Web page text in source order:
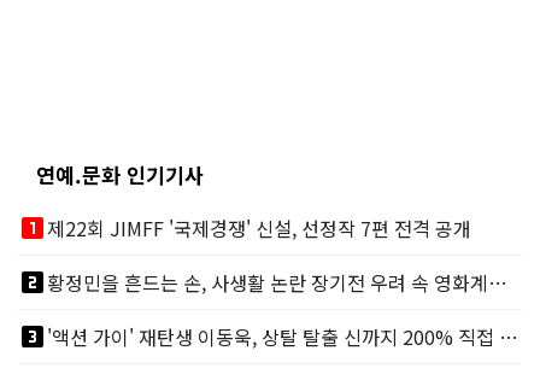
연예.문화 인기기사
looks_one제22회 JIMFF '국제경쟁' 신설, 선정작 7편 전격 공개
looks_two
황정민을 흔드는 손, 사생활 논란 장기전 우려 속 영화계도 리스크
looks_3
'액션 가이' 재탄생 이동욱, 상탈 탈출 신까지 200% 직접 소화